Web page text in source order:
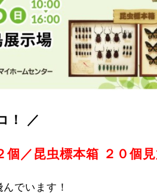
！ ／
／昆虫標本箱 ２０個見
でいます！